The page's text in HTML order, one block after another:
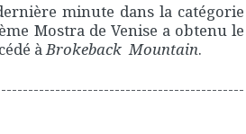
minute dans la catégorie
Mostra de Venise a obtenu le
àBrokeback Mountain.